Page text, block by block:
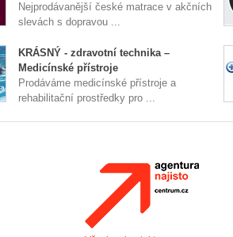
Nejprodávanější české matrace v akčních
slevách s dopravou ...
KRÁSNÝ - zdravotní technika –
Medicínské přístroje
Prodáváme medicínské přístroje a
rehabilitační prostředky pro ...